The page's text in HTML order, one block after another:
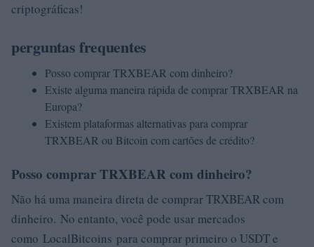
criptográficas!
perguntas frequentes
Posso comprar TRXBEAR com dinheiro?
Existe alguma maneira rápida de comprar TRXBEAR na
Europa?
Existem plataformas alternativas para comprar
TRXBEAR ou Bitcoin com cartões de crédito?
Posso comprar TRXBEAR com dinheiro?
Não há uma maneira direta de comprar TRXBEAR com
dinheiro. No entanto, você pode usar mercados
como LocalBitcoins para comprar primeiro o USDT e